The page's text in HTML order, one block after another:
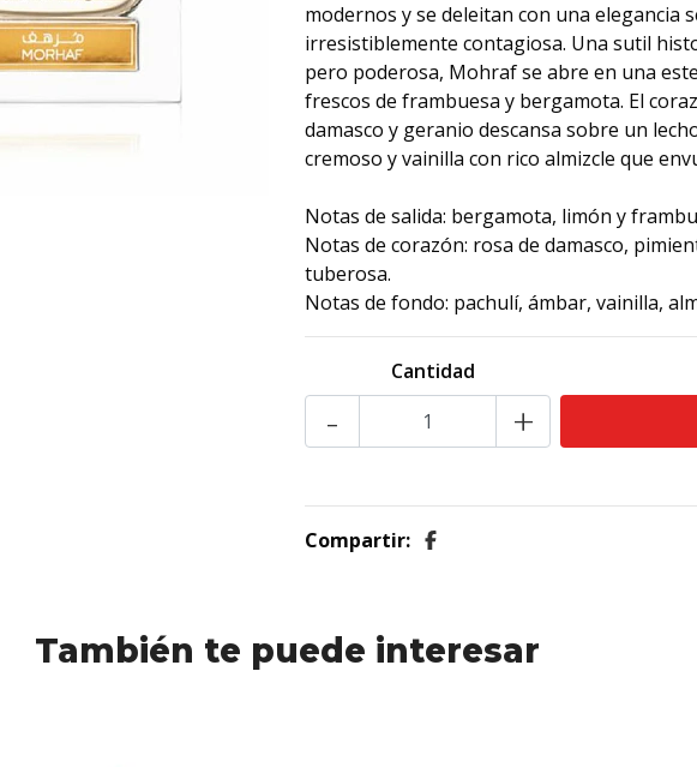
modernos y se deleitan con una elegancia
irresistiblemente contagiosa. Una sutil
pero poderosa, Mohraf se abre en una
frescos de frambuesa y bergamota. El
damasco y geranio descansa sobre un
cremoso y vainilla con rico almizcle que
Notas de salida: bergamota, limón y
Notas de corazón: rosa de damasco,
tuberosa.
Notas de fondo: pachulí, ámbar, vainilla,
Cantidad
- +
Compartir:
También te puede interesar